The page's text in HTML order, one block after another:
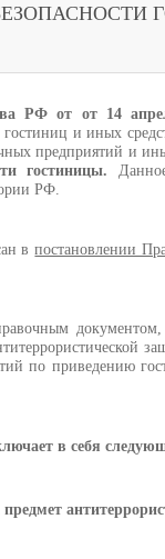
РФ от от 14
гостиниц и иных
предприятий и
гостиницы.
РФ.
впостановлении
по приведению
в себя